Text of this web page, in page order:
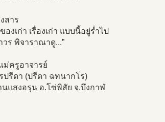
สาร
องเก่า เรื่องเก่า แบบนี้อยู่ร่ำไป
ร พิจาราณาดู...”
ม่ครูอาจารย์
รีดา (ปรีดา ฉทนากโร)
นแสงอรุน อ.โซ่พิสัย จ.บึงกาฬ